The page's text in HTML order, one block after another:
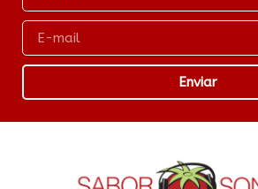
Enviar